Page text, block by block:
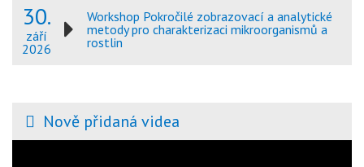
30.
září
2026
Workshop Pokročilé zobrazovací a analytické
metody pro charakterizaci mikroorganismů a
rostlin
Nově přidaná videa